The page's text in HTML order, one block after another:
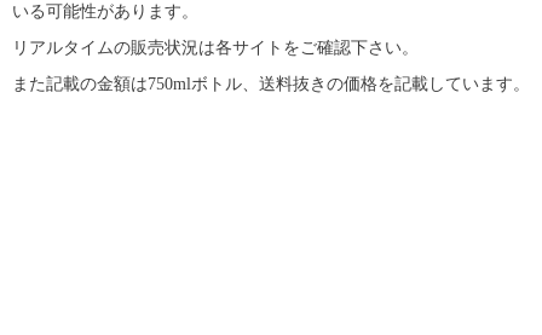
いる可能性があります。
リアルタイムの販売状況は各サイトをご確認下さい。
また記載の金額は750mlボトル、送料抜きの価格を記載しています。